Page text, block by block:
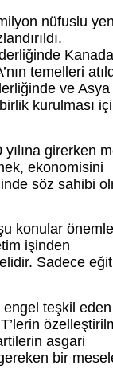
nüfuslu
temelleri
ve Asya
kurulması
girerken
ekonomisini
söz sahibi
konular
işinden
Sadece
teşkil
asgari
bir